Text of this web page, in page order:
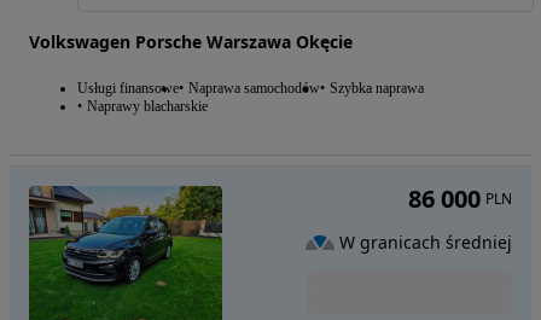
Volkswagen Porsche Warszawa Okęcie
Usługi finansowe Naprawa samochodów Szybka naprawa
Naprawy blacharskie
86 000 PLN
W granicach średniej